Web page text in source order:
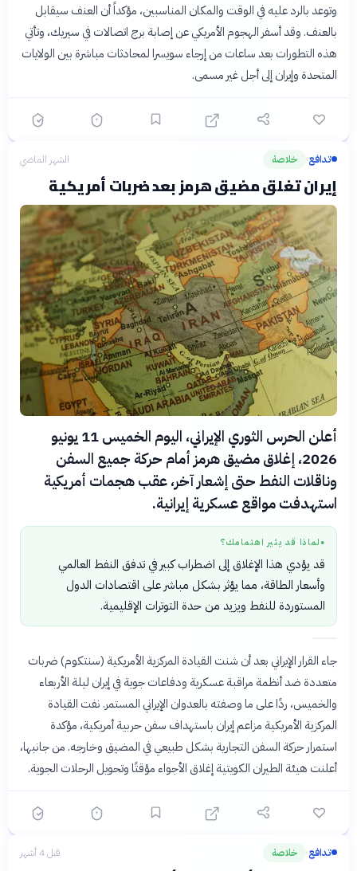
وتوعد بالرد عليه في الوقت والمكان المناسبين، مؤكداً أن العنف سيقابل
بالعنف. وقد أسفر الهجوم الأمريكي عن إصابة برج اتصالات في سيريك، وتأتي
هذه التطورات بعد ساعات من إرجاء سويسرا لمحادثات مباشرة بين الولايات
المتحدة وإيران إلى أجل غير مسمى.
تدافع› خلاصة الشهر الماضي
إيران تغلق مضيق هرمز بعد ضربات أمريكية
أعلن الحرس الثوري الإيراني، اليوم الخميس 11 يونيو
2026، إغلاق مضيق هرمز أمام حركة جميع السفن
وناقلات النفط حتى إشعار آخر، عقب هجمات أمريكية
استهدفت مواقع عسكرية إيرانية.
● لماذا قد يثير اهتمامك؟
قد يؤدي هذا الإغلاق إلى اضطراب كبير في تدفق النفط العالمي
وأسعار الطاقة، مما يؤثر بشكل مباشر على اقتصادات الدول
المستوردة للنفط ويزيد من حدة التوترات الإقليمية.
جاء القرار الإيراني بعد أن شنت القيادة المركزية الأمريكية (سنتكوم) ضربات
متعددة ضد أنظمة مراقبة عسكرية ودفاعات جوية في إيران ليلة الأربعاء
والخميس، ردًا على ما وصفته بالعدوان الإيراني المستمر. نفت القيادة
المركزية الأمريكية مزاعم إيران باستهداف سفن حربية أمريكية، مؤكدة
استمرار حركة السفن التجارية بشكل طبيعي في المضيق وخارجه. من جانبها،
أعلنت هيئة الطيران الكويتية إغلاق الأجواء مؤقتًا وتحويل الرحلات الجوية.
تدافع› خلاصة قبل 4 أشهر